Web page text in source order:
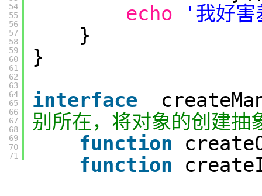
54
55
56
57
58
59
60
61
62
63
64
65
66
67
68
69
70
71
echo
'我好
}
}
interface
别所在，将对象的创建抽
function
function